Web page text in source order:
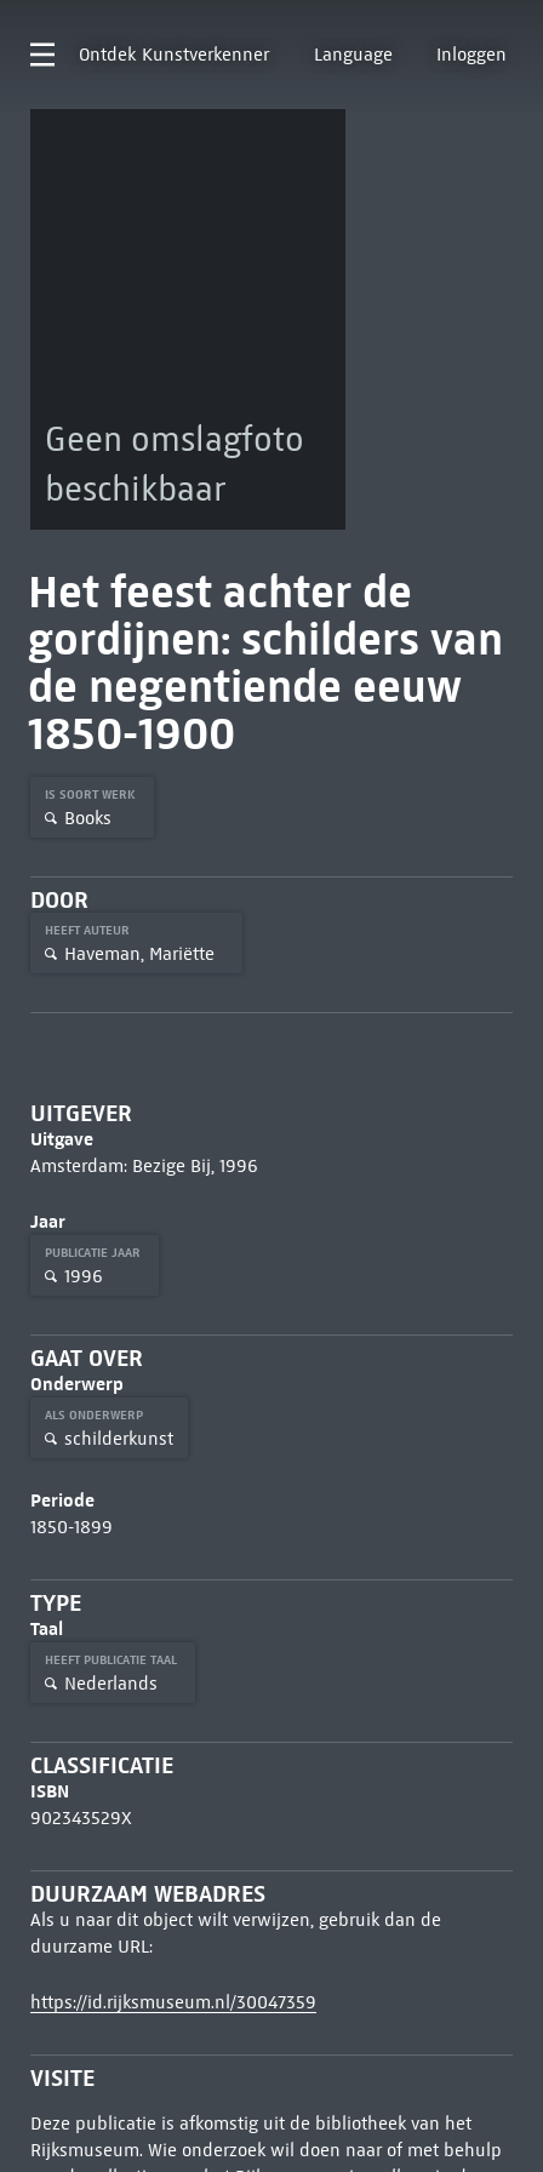
Ontdek Kunstverkenner Language Inloggen
Geen omslagfoto
beschikbaar
Het feest achter de
gordijnen: schilders van
de negentiende eeuw
1850-1900
IS SOORT WERK
Books
DOOR
HEEFT AUTEUR
Haveman, Mariëtte
UITGEVER
Uitgave
Amsterdam: Bezige Bij, 1996
Jaar
PUBLICATIE JAAR
1996
GAAT OVER
Onderwerp
ALS ONDERWERP
schilderkunst
Periode
1850-1899
TYPE
Taal
HEEFT PUBLICATIE TAAL
Nederlands
CLASSIFICATIE
ISBN
902343529X
DUURZAAM WEBADRES
Als u naar dit object wilt verwijzen, gebruik dan de
duurzame URL:
https://id.rijksmuseum.nl/30047359
VISITE
Deze publicatie is afkomstig uit de bibliotheek van het
Rijksmuseum. Wie onderzoek wil doen naar of met behulp